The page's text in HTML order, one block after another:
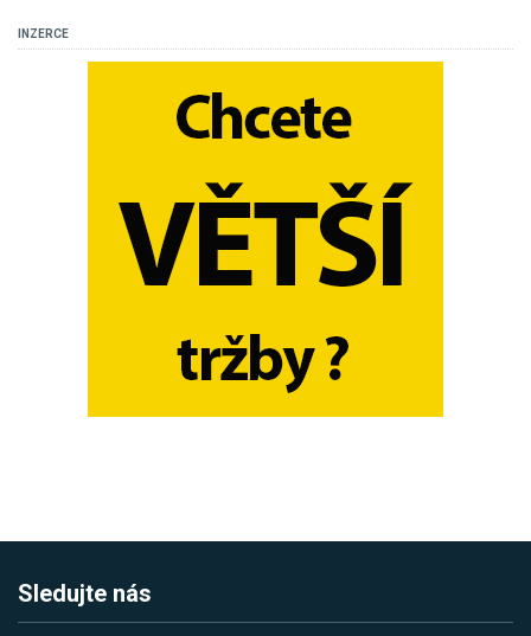
INZERCE
Sledujte nás